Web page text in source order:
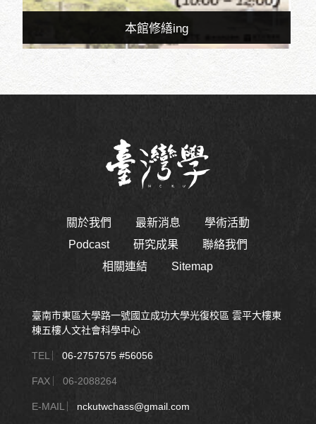
本館修繕ing
關於我們 最新消息
學術活動
Podcast
研究成果
聯絡我們
相關連結
Sitemap
臺南市東區大學路一號國立成功大學光復校區 雲平大樓東
棟五樓人文社會科學中心
TEL ︳ 06-2757575 #56056
FAX ︳06-2088264
E-MAIL ︳ nckutwchass@gmail.com